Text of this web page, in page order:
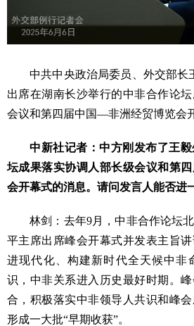
中共中央政治局委员、外交部长
出席在湖南长沙举行的中非合作论
会议和第四届中国—非洲经贸博览会
中新社记者：中方刚发布了王
坛成果落实协调人部长级会议和第
会开幕式的消息。请问发言人能否进
林剑：去年9月，中非合作论坛
平主席出席峰会开幕式并发表主旨
进现代化、构建新时代全天候中非
识，中非关系进入历史最好时期。
合，积极落实中非领导人共识和峰会
形成一大批“早期收获”。